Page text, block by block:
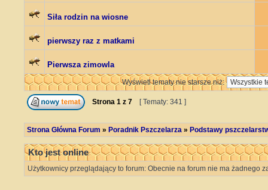
Siła rodzin na wiosne
pierwszy raz z matkami
Pierwsza zimowla
Wyświetl tematy nie starsze niż:
Strona 1 z 7 [ Tematy: 341 ]
Strona Główna Forum » Poradnik Pszczelarza » Podstawy
Kto jest online
Użytkownicy przeglądający to forum: Obecnie na forum nie ma żadnego